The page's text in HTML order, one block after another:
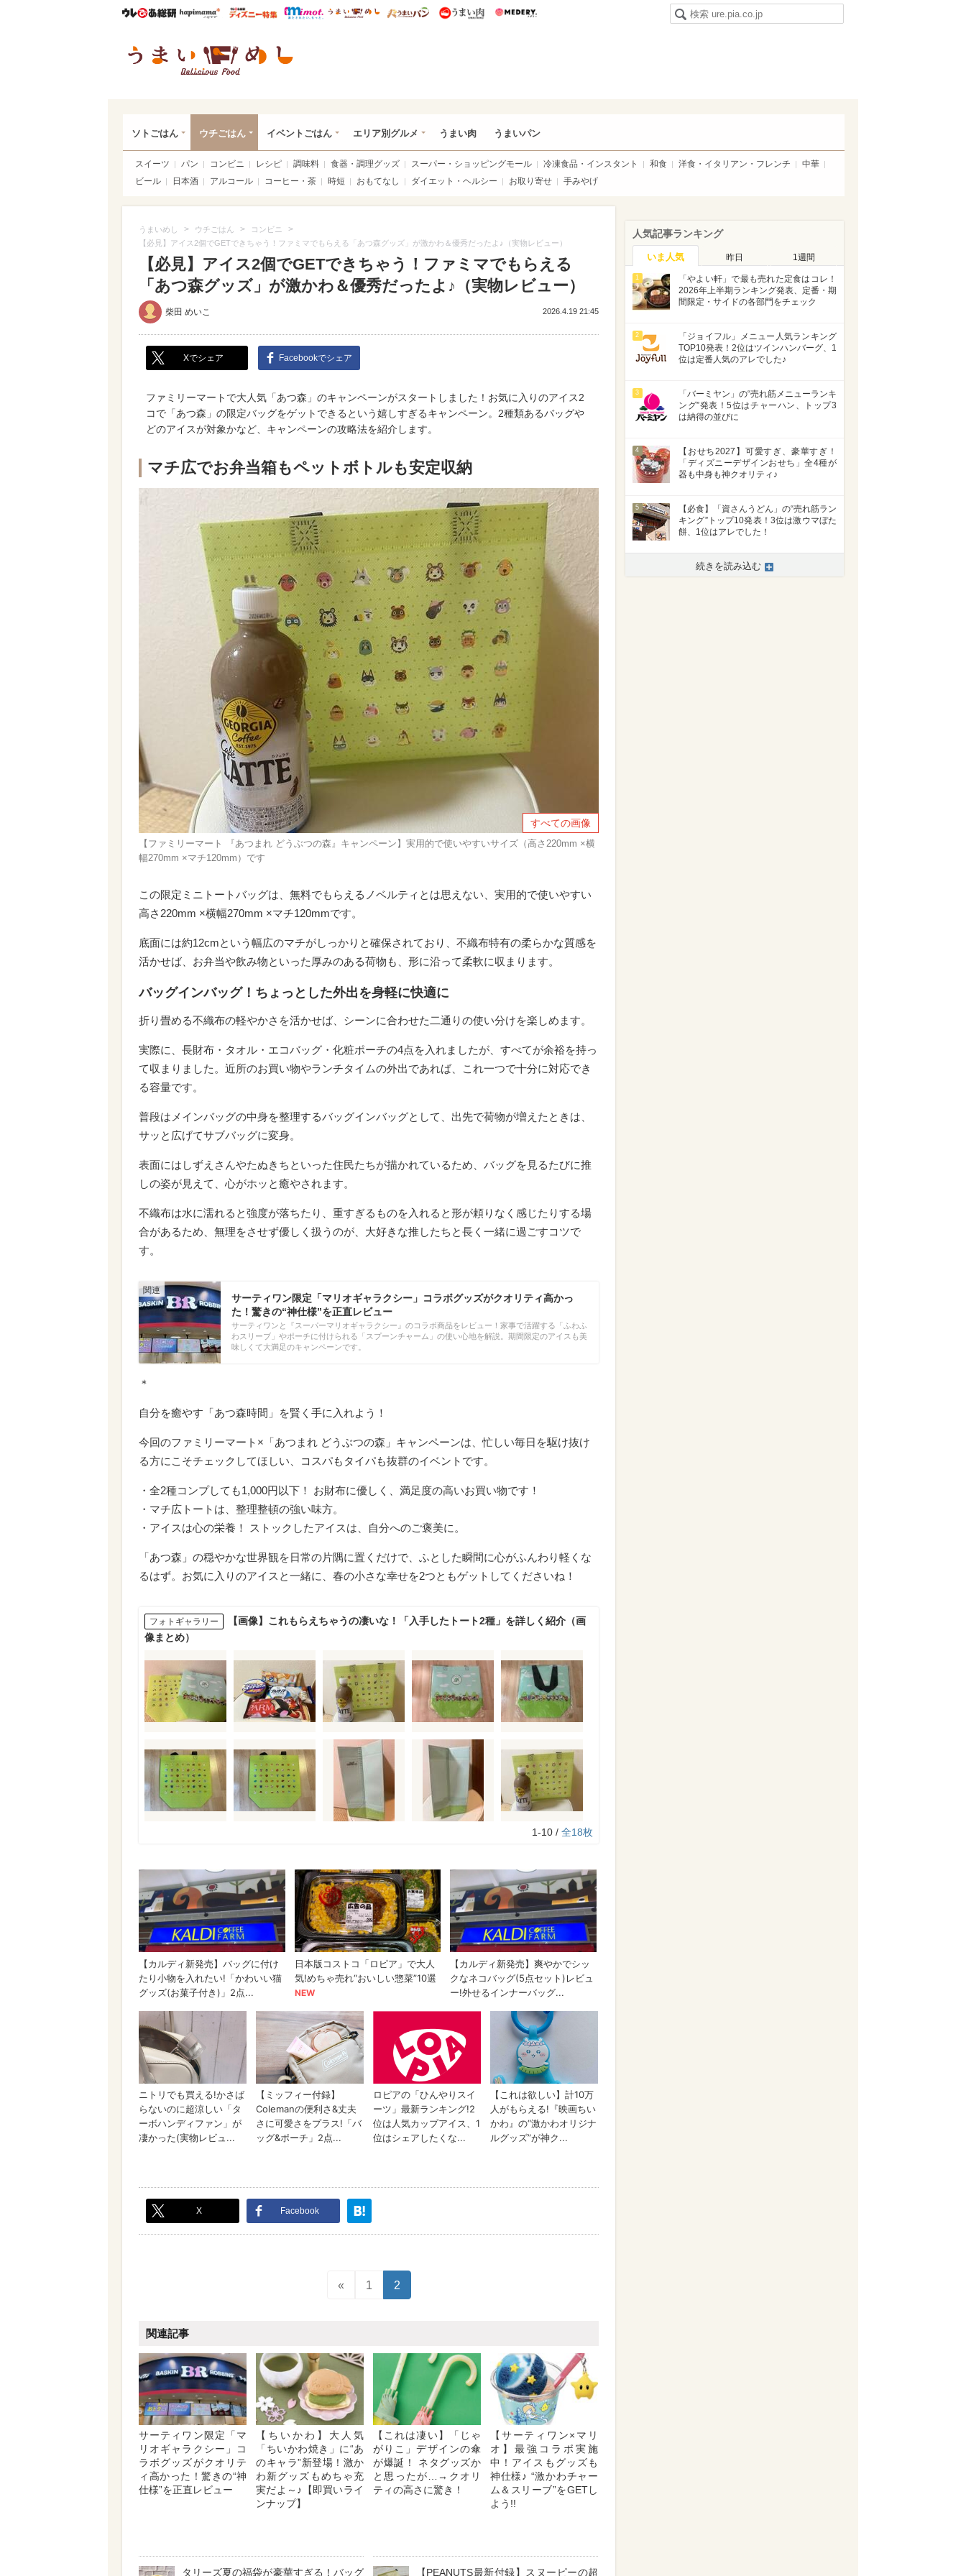
ウレぴあ総研ハピママ* ウレぴあ総研 ディズニー特集
mimot. うまいめし うまいパン うまい肉
ソトごはん ウチごはん イベントごはん エリア別グルメ うまい肉 うまいパン
スイーツ パン コンビニ レシピ 調味料 食器・調理グッズ スーパー・ショッピングモール 冷凍食品・インスタント 和食 洋食・イタリアン・フレンチ
中華
ビール
日本酒 アルコール コーヒー・茶 時短 おもてなし ダイエット・ヘルシー お取り寄せ 手みやげ
うまいめし > ウチごはん > コンビニ >
【必見】アイス2個でGETできちゃう！ファミマでもらえる「あつ森グッズ」が激かわ＆優秀だったよ♪（実物レビュー）
【必見】アイス2個でGETできちゃう！ファミマでもらえる
「あつ森グッズ」が激かわ＆優秀だったよ♪（実物レビュー）
柴田 めいこ 2026.4.19 21:45
Xでシェア Facebookでシェア
ファミリーマートで大人気「あつ森」のキャンペーンがスタートしました！お気に入りのアイス2
コで「あつ森」の限定バッグをゲットできるという嬉しすぎるキャンペーン。2種類あるバッグや
どのアイスが対象かなど、キャンペーンの攻略法を紹介します。
マチ広でお弁当箱もペットボトルも安定収納
すべての画像
【ファミリーマート 『あつまれ どうぶつの森』キャンペーン】実用的で使いやすいサイズ（高さ220mm ×横
幅270mm ×マチ120mm）です
この限定ミニトートバッグは、無料でもらえるノベルティとは思えない、実用的で使いやすい
高さ220mm ×横幅270mm ×マチ120mmです。
底面には約12cmという幅広のマチがしっかりと確保されており、不織布特有の柔らかな質感を
活かせば、お弁当や飲み物といった厚みのある荷物も、形に沿って柔軟に収まります。
バッグインバッグ！ちょっとした外出を身軽に快適に
折り畳める不織布の軽やかさを活かせば、シーンに合わせた二通りの使い分けを楽しめます。
実際に、長財布・タオル・エコバッグ・化粧ポーチの4点を入れましたが、すべてが余裕を持っ
て収まりました。近所のお買い物やランチタイムの外出であれば、これ一つで十分に対応でき
る容量です。
普段はメインバッグの中身を整理するバッグインバッグとして、出先で荷物が増えたときは、
サッと広げてサブバッグに変身。
表面にはしずえさんやたぬきちといった住民たちが描かれているため、バッグを見るたびに推
しの姿が見えて、心がホッと癒やされます。
不織布は水に濡れると強度が落ちたり、重すぎるものを入れると形が頼りなく感じたりする場
合があるため、無理をさせず優しく扱うのが、大好きな推したちと長く一緒に過ごすコツで
す。
サーティワン限定「マリオギャラクシー」コラボグッズがクオリティ高かっ
た！驚きの“神仕様”を正直レビュー
サーティワンと『スーパーマリオギャラクシー』のコラボ商品をレビュー！家事で活躍する「ふわふ
わスリーブ」やポーチに付けられる「スプーンチャーム」の使い心地を解説。期間限定のアイスも美
味しくて大満足のキャンペーンです。
＊
自分を癒やす「あつ森時間」を賢く手に入れよう！
今回のファミリーマート×「あつまれ どうぶつの森」キャンペーンは、忙しい毎日を駆け抜け
る方にこそチェックしてほしい、コスパもタイパも抜群のイベントです。
・全2種コンプしても1,000円以下！ お財布に優しく、満足度の高いお買い物です！
・マチ広トートは、整理整頓の強い味方。
・アイスは心の栄養！ ストックしたアイスは、自分へのご褒美に。
「あつ森」の穏やかな世界観を日常の片隅に置くだけで、ふとした瞬間に心がふんわり軽くな
るはず。お気に入りのアイスと一緒に、春の小さな幸せを2つともゲットしてくださいね！
フォトギャラリー
【画像】これもらえちゃうの凄いな！「入手したトート2種」を詳しく紹介（画
像まとめ）
1-10 / 全18枚
X Facebook
« 1 2
関連記事
サーティワン限定「マ
リオギャラクシー」コ
ラボグッズがクオリテ
ィ高かった！驚きの“神
仕様”を正直レビュー
【ちいかわ】大人気
「ちいかわ焼き」に“あ
のキャラ”新登場！激か
わ新グッズもめちゃ充
実だよ～♪【即買いライ
ンナップ】
【これは凄い】「じゃ
がりこ」デザインの傘
が爆誕！ ネタグッズか
と思ったが…→クオリ
ティの高さに驚き！
【サーティワン×マリ
オ】最強コラボ実施
中！アイスもグッズも
神仕様♪ “激かわチャー
ム＆スリーブ”をGETし
よう!!
タリーズ夏の福袋が豪華すぎる！バッグ 【PEANUTS最新付録】スヌーピーの超
人気記事ランキング
いま人気 昨日 1週間
1
「やよい軒」で最も売れた定食はコレ！
2026年上半期ランキング発表、定番・期
間限定・サイドの各部門をチェック
2
「ジョイフル」メニュー人気ランキング
TOP10発表！2位はツインハンバーグ、1
位は定番人気のアレでした♪
3
「バーミヤン」の“売れ筋メニューランキ
ング”発表！5位はチャーハン、トップ3
は納得の並びに
4
【おせち2027】可愛すぎ、豪華すぎ！
「ディズニーデザインおせち」全4種が
器も中身も神クオリティ♪
5
【必食】「資さんうどん」の“売れ筋ラン
キング”トップ10発表！3位は激ウマぼた
餅、1位はアレでした！
続きを読み込む